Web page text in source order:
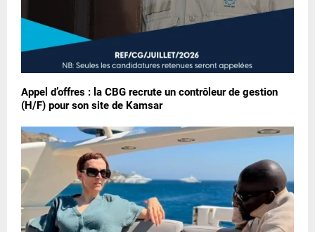
Appel d’offres : la CBG recrute un contrôleur de gestion
(H/F) pour son site de Kamsar